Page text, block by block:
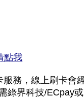
點我
務，線上刷卡會
綠界科技/ECpay或